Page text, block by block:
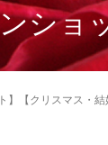
ショ
】【クリスマス・結